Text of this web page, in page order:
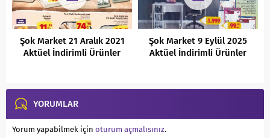
Şok Market 21 Aralık 2021
Aktüel İndirimli Ürünler
Şok Market 9 Eylül 2025
Aktüel İndirimli Ürünler
YORUMLAR
Yorum yapabilmek için oturum açmalısınız.